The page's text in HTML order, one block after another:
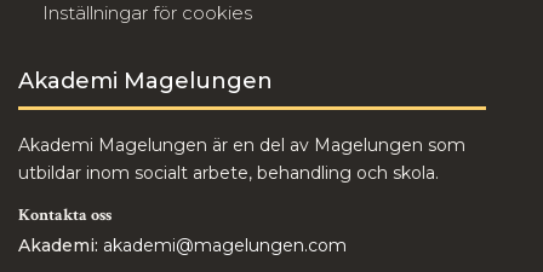
Inställningar för cookies
Akademi Magelungen
Akademi Magelungen är en del av Magelungen som
utbildar inom socialt arbete, behandling och skola.
Kontakta oss
Akademi: akademi@magelungen.com